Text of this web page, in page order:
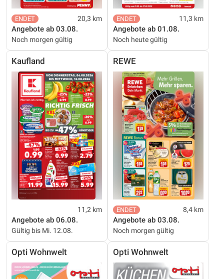
20,3 km
Angebote ab 03.08.
Noch morgen gültig
11,3 km
Angebote ab 01.08.
Noch heute gültig
Kaufland
11,2 km
Angebote ab 06.08.
Gültig bis Mi. 12.08.
REWE
8,4 km
Angebote ab 03.08.
Noch morgen gültig
Opti Wohnwelt Opti Wohnwelt